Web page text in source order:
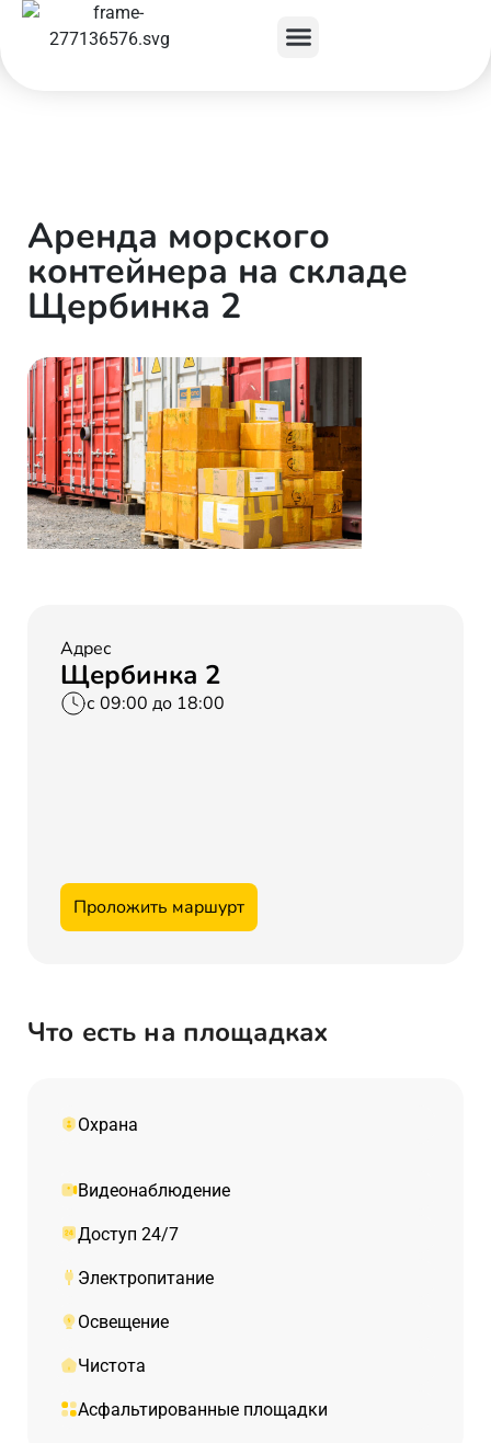
Аренда морского
контейнера на складе
Щербинка 2
Адрес
Щербинка 2
с 09:00 до 18:00
Проложить маршурт
Что есть на площадках
Охрана
Видеонаблюдение
Доступ 24/7
Электропитание
Освещение
Чистота
Асфальтированные площадки